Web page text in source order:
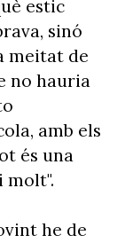
estic
sinó
meitat de
no hauria
amb els
és una
molt".
he de